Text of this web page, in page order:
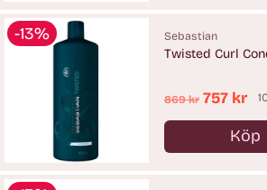
-13% Sebastian
Twisted Curl
Ordinarie
pris
869 kr 757 kr
Köp
Antal